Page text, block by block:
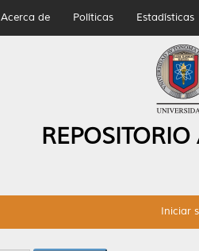
Acerca de Políticas Estadísticas
Iniciar